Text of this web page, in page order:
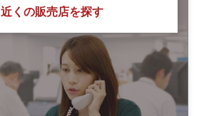
近くの販売店を探す